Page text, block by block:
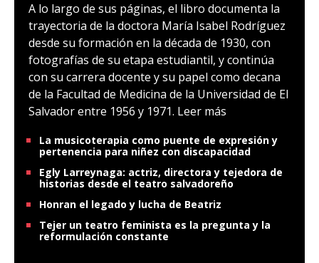
A lo largo de sus páginas, el libro documenta la
trayectoria de la doctora María Isabel Rodríguez
desde su formación en la década de 1930, con
fotografías de su etapa estudiantil, y continúa
con su carrera docente y su papel como decana
de la Facultad de Medicina de la Universidad de El
Salvador entre 1956 y 1971. Leer más
La musicoterapia como puente de expresión y
pertenencia para niñez con discapacidad
Egly Larreynaga: actriz, directora y tejedora de
historias desde el teatro salvadoreño
Honran el legado y lucha de Beatriz
Tejer un teatro feminista es la pregunta y la
reformulación constante